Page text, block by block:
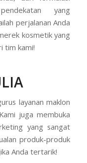
yang
perjalanan Anda
kosmetik yang
tim kami!
layanan maklon
juga membuka
yang sangat
produk-produk
Anda tertarik!